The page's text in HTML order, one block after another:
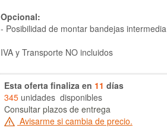
Opcional:
- Posibilidad de montar bandejas intermedia
IVA y Transporte NO incluidos
Esta oferta finaliza en 11 días
345unidades disponibles
Consultar plazos de entrega
Avisarme si cambia de precio.